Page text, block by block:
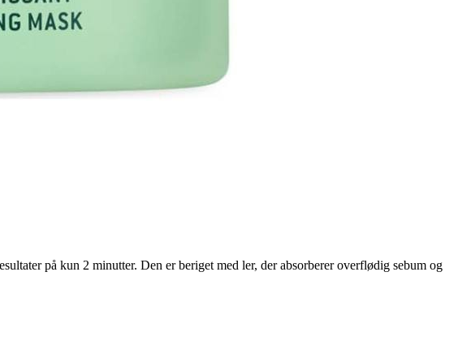
på kun 2 minutter. Den er beriget med ler, der absorberer overflødig sebum og